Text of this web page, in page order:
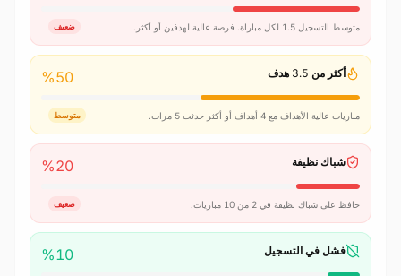
متوسط التسجيل 1.5 لكل مباراة. فرصة عالية لهدفين أو أكثر. ضعيف
أكثر من 3.5 هدف 50
%
مباريات عالية الأهداف مع 4 أهداف أو أكثر حدثت 5 مرات. متوسط
شباك نظيفة 20
%
حافظ على شباك نظيفة في 2 من 10 مباريات. ضعيف
فشل في التسجيل 10
%